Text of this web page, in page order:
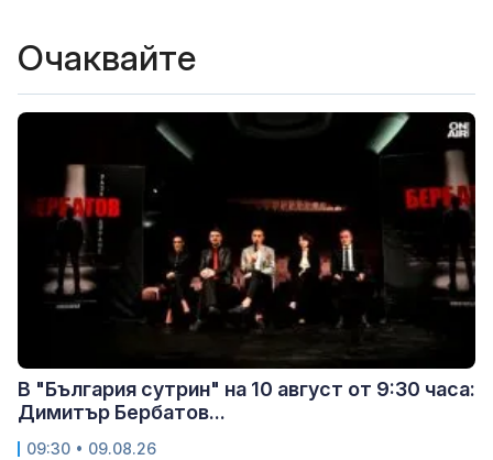
Очаквайте
В "България сутрин" на 10 август от 9:30 часа:
Димитър Бербатов...
09:30 • 09.08.26